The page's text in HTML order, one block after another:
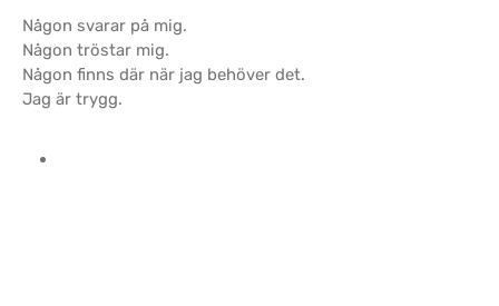
Någon svarar på mig.
Någon tröstar mig.
Någon finns där när jag behöver det.
Jag är trygg.